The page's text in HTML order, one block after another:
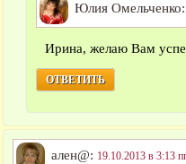
Юлия
Ирина, желаю Вам
ОТВЕТИТЬ
ален@: 19.10.2013 в 3:13